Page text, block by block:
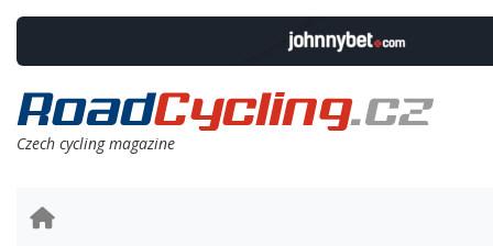
Czech cycling magazine